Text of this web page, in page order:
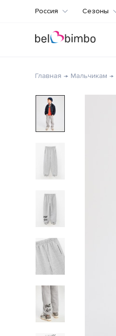
Россия Сезоны
Главная Мальчикам